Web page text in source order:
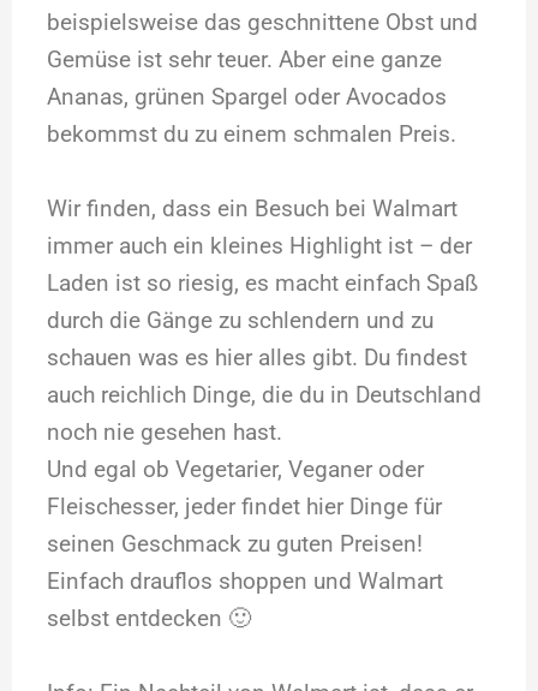
beispielsweise das geschnittene Obst und
Gemüse ist sehr teuer. Aber eine ganze
Ananas, grünen Spargel oder Avocados
bekommst du zu einem schmalen Preis.
Wir finden, dass ein Besuch bei Walmart
immer auch ein kleines Highlight ist – der
Laden ist so riesig, es macht einfach Spaß
durch die Gänge zu schlendern und zu
schauen was es hier alles gibt. Du findest
auch reichlich Dinge, die du in Deutschland
noch nie gesehen hast.
Und egal ob Vegetarier, Veganer oder
Fleischesser, jeder findet hier Dinge für
seinen Geschmack zu guten Preisen!
Einfach drauflos shoppen und Walmart
selbst entdecken 🙂